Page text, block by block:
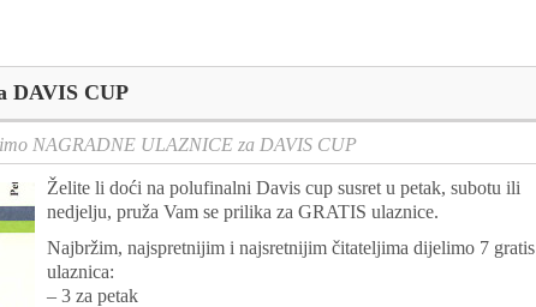
DAVIS CUP
NAGRADNE ULAZNICE za DAVIS CUP
Želite li doći na polufinalni Davis cup susret u petak, subotu ili
nedjelju, pruža Vam se prilika za GRATIS ulaznice.
Najbržim, najspretnijim i najsretnijim čitateljima dijelimo 7 gratis
ulaznica:
– 3 za petak